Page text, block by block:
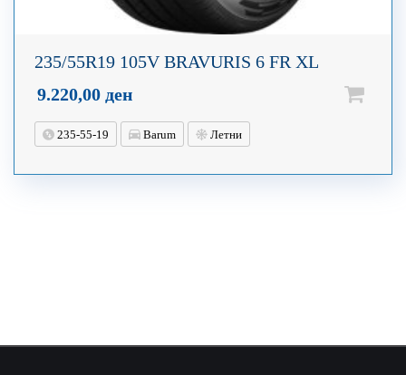
235/55R19 105V BRAVURIS 6 FR XL
9.220,00 ден
235-55-19 Barum Летни